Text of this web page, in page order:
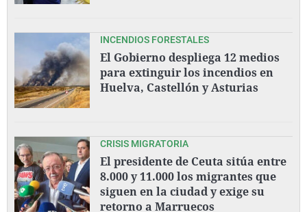
INCENDIOS FORESTALES
El Gobierno despliega 12 medios
para extinguir los incendios en
Huelva, Castellón y Asturias
CRISIS MIGRATORIA
El presidente de Ceuta sitúa entre
8.000 y 11.000 los migrantes que
siguen en la ciudad y exige su
retorno a Marruecos